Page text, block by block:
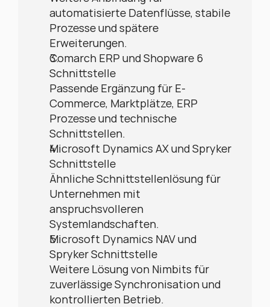
automatisierte Datenflüsse, stabile
Prozesse und spätere
Erweiterungen.
Comarch ERP und Shopware 6
Schnittstelle
Passende Ergänzung für E-
Commerce, Marktplätze, ERP
Prozesse und technische
Schnittstellen.
Microsoft Dynamics AX und Spryker
Schnittstelle
Ähnliche Schnittstellenlösung für
Unternehmen mit
anspruchsvolleren
Systemlandschaften.
Microsoft Dynamics NAV und
Spryker Schnittstelle
Weitere Lösung von Nimbits für
zuverlässige Synchronisation und
kontrollierten Betrieb.